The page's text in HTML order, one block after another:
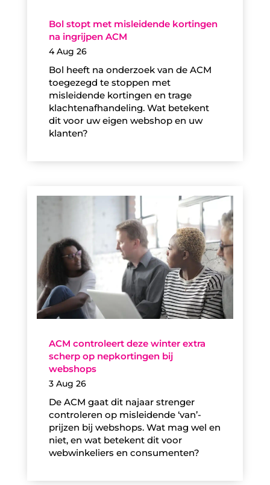
Bol stopt met misleidende kortingen
na ingrijpen ACM
4 Aug 26
Bol heeft na onderzoek van de ACM
toegezegd te stoppen met
misleidende kortingen en trage
klachtenafhandeling. Wat betekent
dit voor uw eigen webshop en uw
klanten?
ACM controleert deze winter extra
scherp op nepkortingen bij
webshops
3 Aug 26
De ACM gaat dit najaar strenger
controleren op misleidende ‘van’-
prijzen bij webshops. Wat mag wel en
niet, en wat betekent dit voor
webwinkeliers en consumenten?